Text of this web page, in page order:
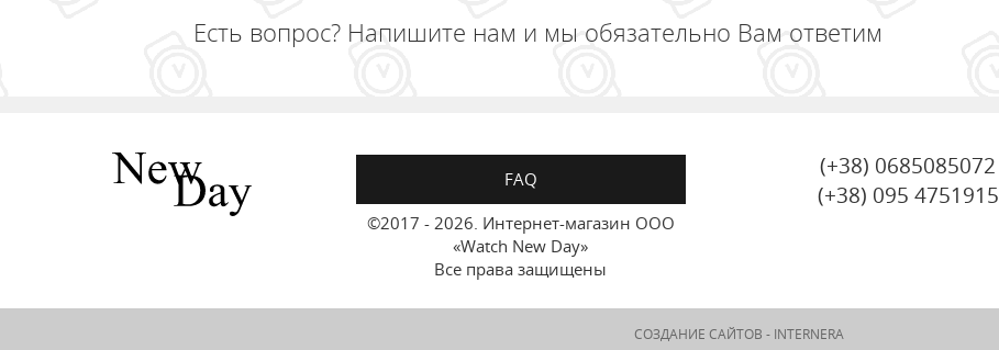
Есть вопрос? Напишите нам и мы обязательно Вам ответим
FAQ
©2017 - 2026. Интернет-магазин ООО
«Watch New Day»
Все права защищены
(+38) 0685085072
(+38) 095 4751915
СОЗДАНИЕ САЙТОВ - INTERNERA